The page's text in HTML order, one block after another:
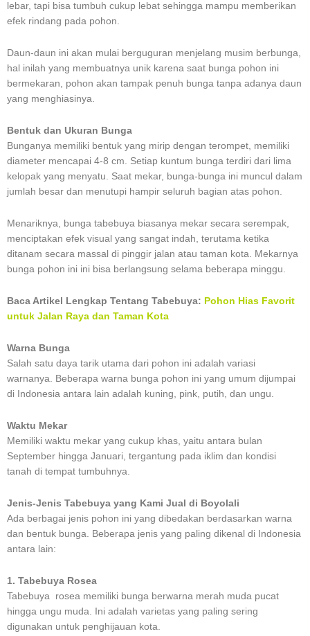
lebar, tapi bisa tumbuh cukup lebat sehingga mampu memberikan
efek rindang pada pohon.
Daun-daun ini akan mulai berguguran menjelang musim berbunga,
hal inilah yang membuatnya unik karena saat bunga pohon ini
bermekaran, pohon akan tampak penuh bunga tanpa adanya daun
yang menghiasinya.
Bentuk dan Ukuran Bunga
Bunganya memiliki bentuk yang mirip dengan terompet, memiliki
diameter mencapai 4-8 cm. Setiap kuntum bunga terdiri dari lima
kelopak yang menyatu. Saat mekar, bunga-bunga ini muncul dalam
jumlah besar dan menutupi hampir seluruh bagian atas pohon.
Menariknya, bunga tabebuya biasanya mekar secara serempak,
menciptakan efek visual yang sangat indah, terutama ketika
ditanam secara massal di pinggir jalan atau taman kota. Mekarnya
bunga pohon ini ini bisa berlangsung selama beberapa minggu.
Baca Artikel Lengkap Tentang Tabebuya: Pohon Hias Favorit
untuk Jalan Raya dan Taman Kota
Warna Bunga
Salah satu daya tarik utama dari pohon ini adalah variasi
warnanya. Beberapa warna bunga pohon ini yang umum dijumpai
di Indonesia antara lain adalah kuning, pink, putih, dan ungu.
Waktu Mekar
Memiliki waktu mekar yang cukup khas, yaitu antara bulan
September hingga Januari, tergantung pada iklim dan kondisi
tanah di tempat tumbuhnya.
Jenis-Jenis Tabebuya yang Kami Jual di Boyolali
Ada berbagai jenis pohon ini yang dibedakan berdasarkan warna
dan bentuk bunga. Beberapa jenis yang paling dikenal di Indonesia
antara lain:
1. Tabebuya Rosea
Tabebuya rosea memiliki bunga berwarna merah muda pucat
hingga ungu muda. Ini adalah varietas yang paling sering
digunakan untuk penghijauan kota.